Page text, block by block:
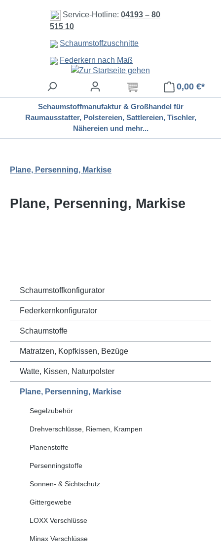
Zum Hauptinhalt springen
Service-Hotline:04193 – 80
515 10
Schaumstoffzuschnitte
Federkern nach Maß
0,00 €*
Schaumstoffmanufaktur & Großhandel für
Raumausstatter, Polstereien, Sattlereien, Tischler,
Nähereien und mehr...
Plane, Persenning, Markise
Plane, Persenning, Markise
Schaumstoffkonfigurator
Federkernkonfigurator
Schaumstoffe
Matratzen, Kopfkissen, Bezüge
Watte, Kissen, Naturpolster
Plane, Persenning, Markise
Segelzubehör
Drehverschlüsse, Riemen, Krampen
Planenstoffe
Persenningstoffe
Sonnen- & Sichtschutz
Gittergewebe
LOXX Verschlüsse
Minax Verschlüsse